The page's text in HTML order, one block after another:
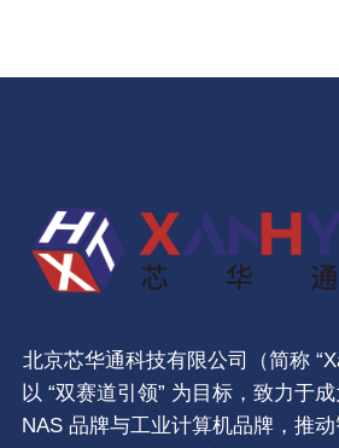
北京芯华通科技有限公司（简称
以 “双赛道引领” 为目标，致力于
NAS 品牌与工业计算机品牌，推